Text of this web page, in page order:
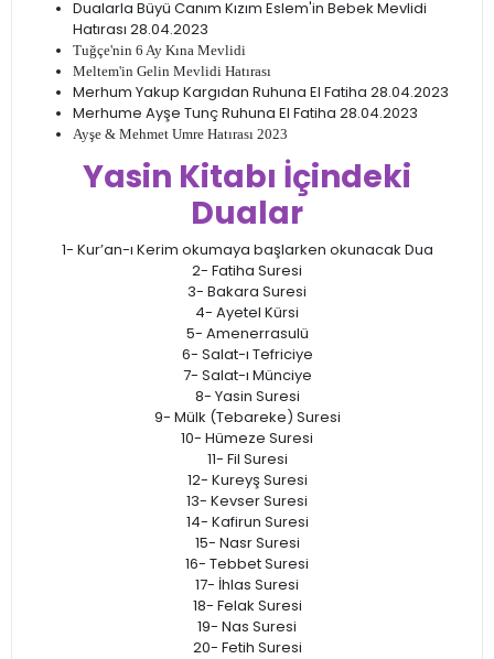
Dualarla Büyü Canım Kızım Eslem'in Bebek Mevlidi
Hatırası 28.04.2023
Tuğçe'nin 6 Ay Kına Mevlidi
Meltem'in Gelin Mevlidi Hatırası
Merhum Yakup Kargıdan Ruhuna El Fatiha 28.04.2023
Merhume Ayşe Tunç Ruhuna El Fatiha 28.04.2023
Ayşe & Mehmet Umre Hatırası 2023
Yasin Kitabı İçindeki
Dualar
1- Kur’an-ı Kerim okumaya başlarken okunacak Dua
2- Fatiha Suresi
3- Bakara Suresi
4- Ayetel Kürsi
5- Amenerrasulü
6- Salat-ı Tefriciye
7- Salat-ı Münciye
8- Yasin Suresi
9- Mülk (Tebareke) Suresi
10- Hümeze Suresi
11- Fil Suresi
12- Kureyş Suresi
13- Kevser Suresi
14- Kafirun Suresi
15- Nasr Suresi
16- Tebbet Suresi
17- İhlas Suresi
18- Felak Suresi
19- Nas Suresi
20- Fetih Suresi